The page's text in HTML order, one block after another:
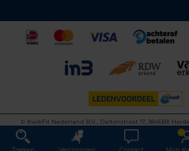
©
KwikFit Nederland B.V., Daltonstraat 17, 3846BX
Algemene voorwaarden
Privacyverklaring
This site is protected by reCAPTCHA and the Google
Service
apply.